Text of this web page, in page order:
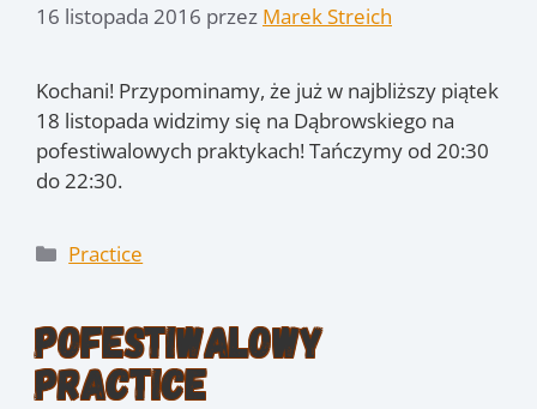
16 listopada 2016 przez Marek Streich
Kochani! Przypominamy, że już w najbliższy piątek
18 listopada widzimy się na Dąbrowskiego na
pofestiwalowych praktykach! Tańczymy od 20:30
do 22:30.
Kategorie
Practice
Pofestiwalowy
Practice